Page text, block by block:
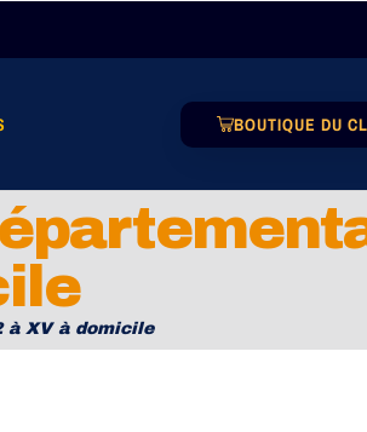
BOUTIQUE DU
à XV à domicile